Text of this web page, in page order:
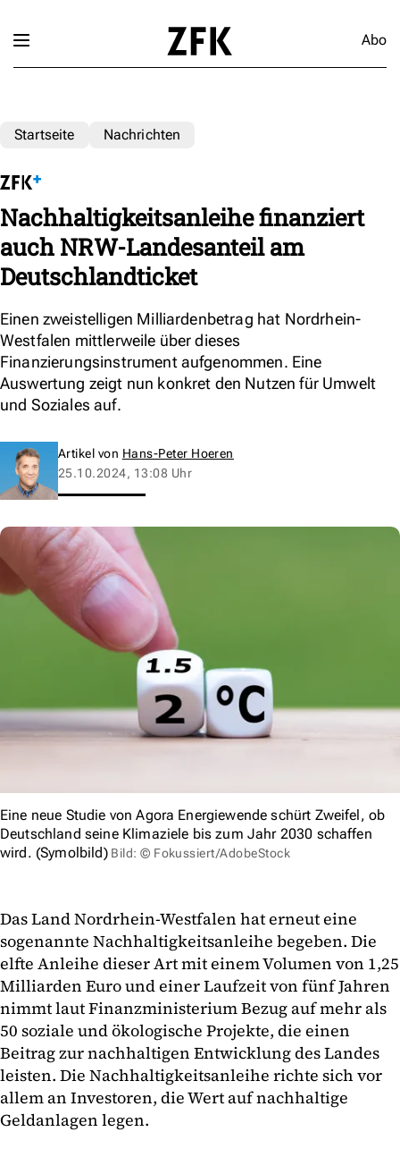
Abo
Startseite Nachrichten
Nachhaltigkeitsanleihe finanziert
auch NRW-Landesanteil am
Deutschlandticket
Einen zweistelligen Milliardenbetrag hat Nordrhein-
Westfalen mittlerweile über dieses
Finanzierungsinstrument aufgenommen. Eine
Auswertung zeigt nun konkret den Nutzen für Umwelt
und Soziales auf.
Artikel von Hans-Peter Hoeren
25.10.2024, 13:08 Uhr
Eine neue Studie von Agora Energiewende schürt Zweifel, ob
Deutschland seine Klimaziele bis zum Jahr 2030 schaffen
wird. (Symolbild) Bild: © Fokussiert/AdobeStock
Das Land Nordrhein-Westfalen hat erneut eine
sogenannte Nachhaltigkeitsanleihe begeben. Die
elfte Anleihe dieser Art mit einem Volumen von 1,25
Milliarden Euro und einer Laufzeit von fünf Jahren
nimmt laut Finanzministerium Bezug auf mehr als
50 soziale und ökologische Projekte, die einen
Beitrag zur nachhaltigen Entwicklung des Landes
leisten. Die Nachhaltigkeitsanleihe richte sich vor
allem an Investoren, die Wert auf nachhaltige
Geldanlagen legen.